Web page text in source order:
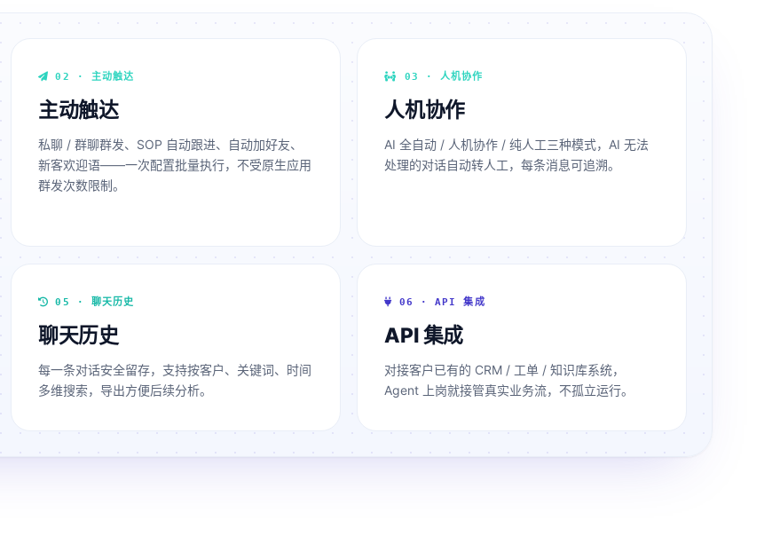
02 · 主动触达
主动触达
私聊 / 群聊群发、SOP 自动跟进、自动加好友、
新客欢迎语——一次配置批量执行，不受原生应用
群发次数限制。
03 · 人机协作
人机协作
AI 全自动 / 人机协作 / 纯人工三种模式，AI 无法
处理的对话自动转人工，每条消息可追溯。
05 · 聊天历史
聊天历史
每一条对话安全留存，支持按客户、关键词、时间
多维搜索，导出方便后续分析。
06 · API 集成
API 集成
对接客户已有的 CRM / 工单 / 知识库系统，
Agent 上岗就接管真实业务流，不孤立运行。